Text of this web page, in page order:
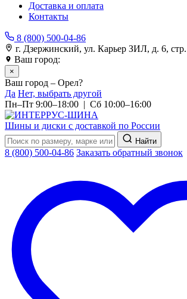
Доставка и оплата
Контакты
8 (800) 500-04-86
г. Дзержинский, ул. Карьер ЗИЛ, д. 6,
Ваш город:
×
Ваш город – Орел?
Да Нет, выбрать другой
Пн–Пт 9:00–18:00 | Сб 10:00–16:00
Шины и диски с доставкой по России
Найти
8 (800) 500-04-86 Заказать обратный звонок